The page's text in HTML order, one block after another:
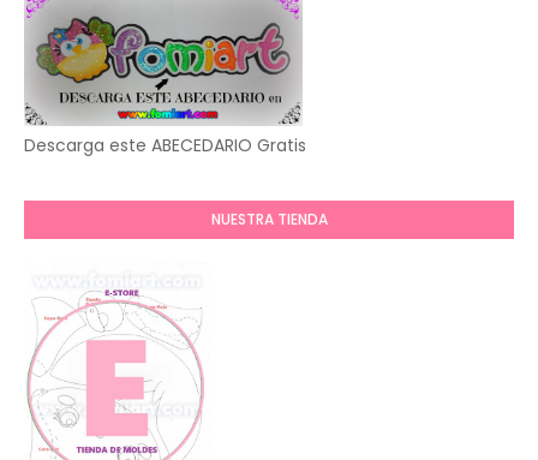
Descarga este ABECEDARIO Gratis
NUESTRA TIENDA